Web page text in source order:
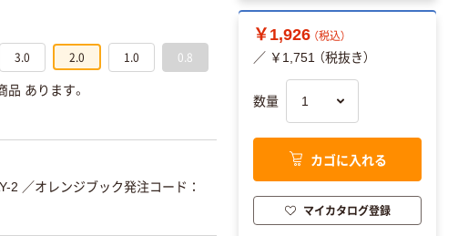
3.0 2.0 1.0 0.8
品 あります。
2 ／オレンジブック発注コード：
￥1,926 （税込）
／ ￥1,751 （税抜き）
数量
カゴに入れる
マイカタログ登録